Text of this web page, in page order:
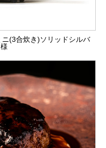
(3合炊き)ソリッドシルバ